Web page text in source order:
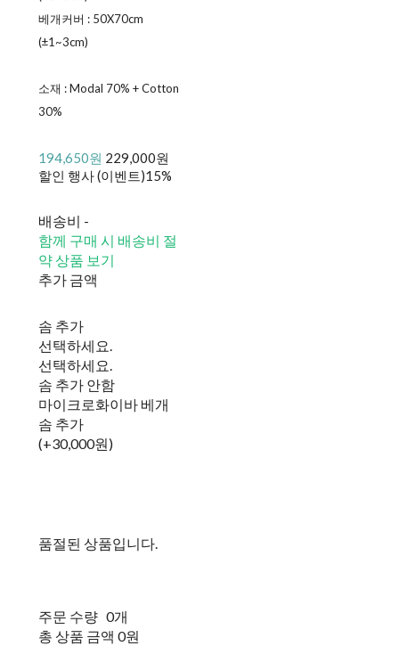
ㅤ베개커버 : 50X70cm
(±1~3cm)
소재 : Modal 70% + Cotton
30%
194,650원 229,000원
할인 행사 (이벤트)15%
배송비 -
함께 구매 시 배송비 절
약 상품 보기
추가 금액
솜 추가
선택하세요.
선택하세요.
솜 추가 안함
마이크로화이바 베개
솜 추가
(+30,000원)
품절된 상품입니다.
주문 수량 0개
총 상품 금액 0원